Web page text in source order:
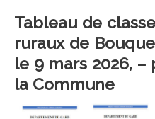
Tableau de
ruraux de
le 9 mars 2026,
la Commune